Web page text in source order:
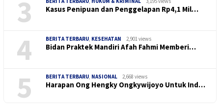
3 Kasus Penipuan dan Penggelapan Rp4,1 Mil…
4 BERITA TERBARU KESEHATAN 2,901 views
Bidan Praktek Mandiri Afah Fahmi Memberi…
5 BERITA TERBARU NASIONAL 2,668 views
Harapan Ong Hengky Ongkywijoyo Untuk Ind…